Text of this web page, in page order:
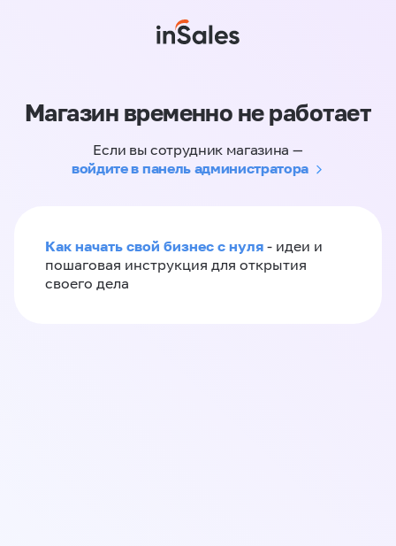
Магазин временно не работает
Если вы сотрудник магазина —
войдите в панель администратора
Как начать свой бизнес с нуля - идеи и
пошаговая инструкция для открытия
своего дела